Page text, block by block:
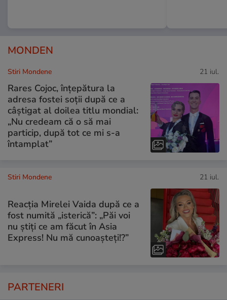
MONDEN
Stiri Mondene 21 iul.
Rares Cojoc, înțepătura la
adresa fostei soții după ce a
câștigat al doilea titlu mondial:
„Nu credeam că o să mai
particip, după tot ce mi s-a
întamplat”
Stiri Mondene 21 iul.
Reacția Mirelei Vaida după ce a
fost numită „isterică”: „Păi voi
nu știți ce am făcut în Asia
Express! Nu mă cunoașteți!?”
PARTENERI